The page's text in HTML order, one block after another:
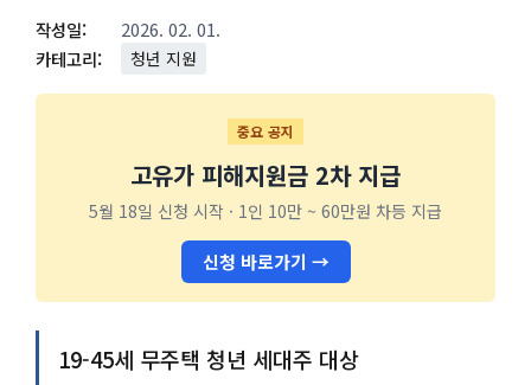
작성일:
2026. 02. 01.
카테고리:
청년 지원
중요 공지
고유가 피해지원금 2차 지급
5월 18일 신청 시작 · 1인 10만 ~ 60만원 차등 지급
신청 바로가기 →
19-45세 무주택 청년 세대주 대상